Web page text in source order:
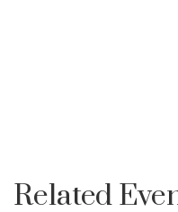
t
Related